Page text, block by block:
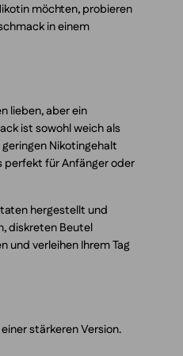
möchten, probieren
in einem
lieben, aber ein
ist sowohl weich als
Nikotingehalt
perfekt für Anfänger oder
hergestellt und
diskreten Beutel
und verleihen Ihrem Tag
stärkeren Version.